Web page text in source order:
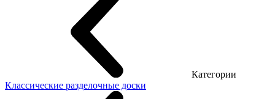
Категории
Классические разделочные доски